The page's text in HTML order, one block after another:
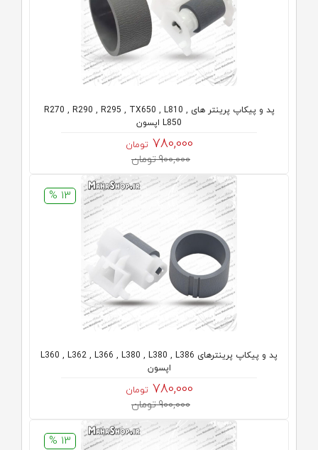
پد و پیکاپ پرینتر های R270 , R290 , R295 , TX650 , L810 ,
L850 اپسون
780,000 تومان
900,000 تومان
13 %
پد و پیکاپ پرینترهای L360 , L362 , L366 , L380 , L380 , L386
اپسون
780,000 تومان
900,000 تومان
13 %